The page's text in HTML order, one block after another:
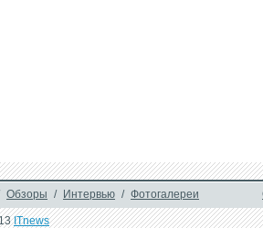
Обзоры / Интервью / Фотогалереи
ITnews